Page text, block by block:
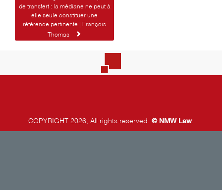
de transfert : la médiane ne peut à
elle seule constituer une
référence pertinente | François
Thomas
COPYRIGHT 2026, All rights reserved. © NMW Law.